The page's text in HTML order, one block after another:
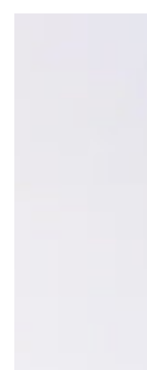
Προσαρμόζονται